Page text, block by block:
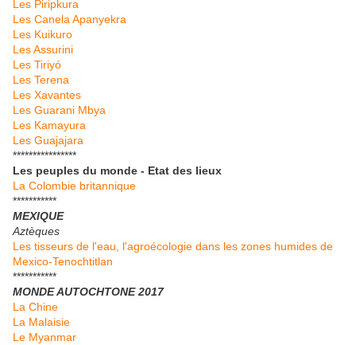
Les Piripkura
Les Canela Apanyekra
Les Kuikuro
Les Assurini
Les Tiriyó
Les Terena
Les Xavantes
Les Guarani Mbya
Les Kamayura
Les Guajajara
****************
Les peuples du monde - Etat des lieux
La Colombie britannique
***********
MEXIQUE
Aztèques
Les tisseurs de l'eau, l'agroécologie dans les zones humides de
Mexico-Tenochtitlan
***********
MONDE AUTOCHTONE 2017
La Chine
La Malaisie
Le Myanmar